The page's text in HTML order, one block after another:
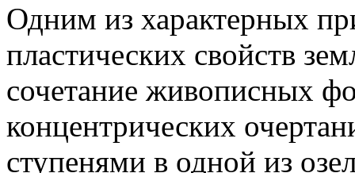
Одним из характерных
пластических свойств
сочетание живописных
концентрических
ступенями в одной из